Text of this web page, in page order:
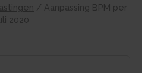
/ Aanpassing BPM per
2020